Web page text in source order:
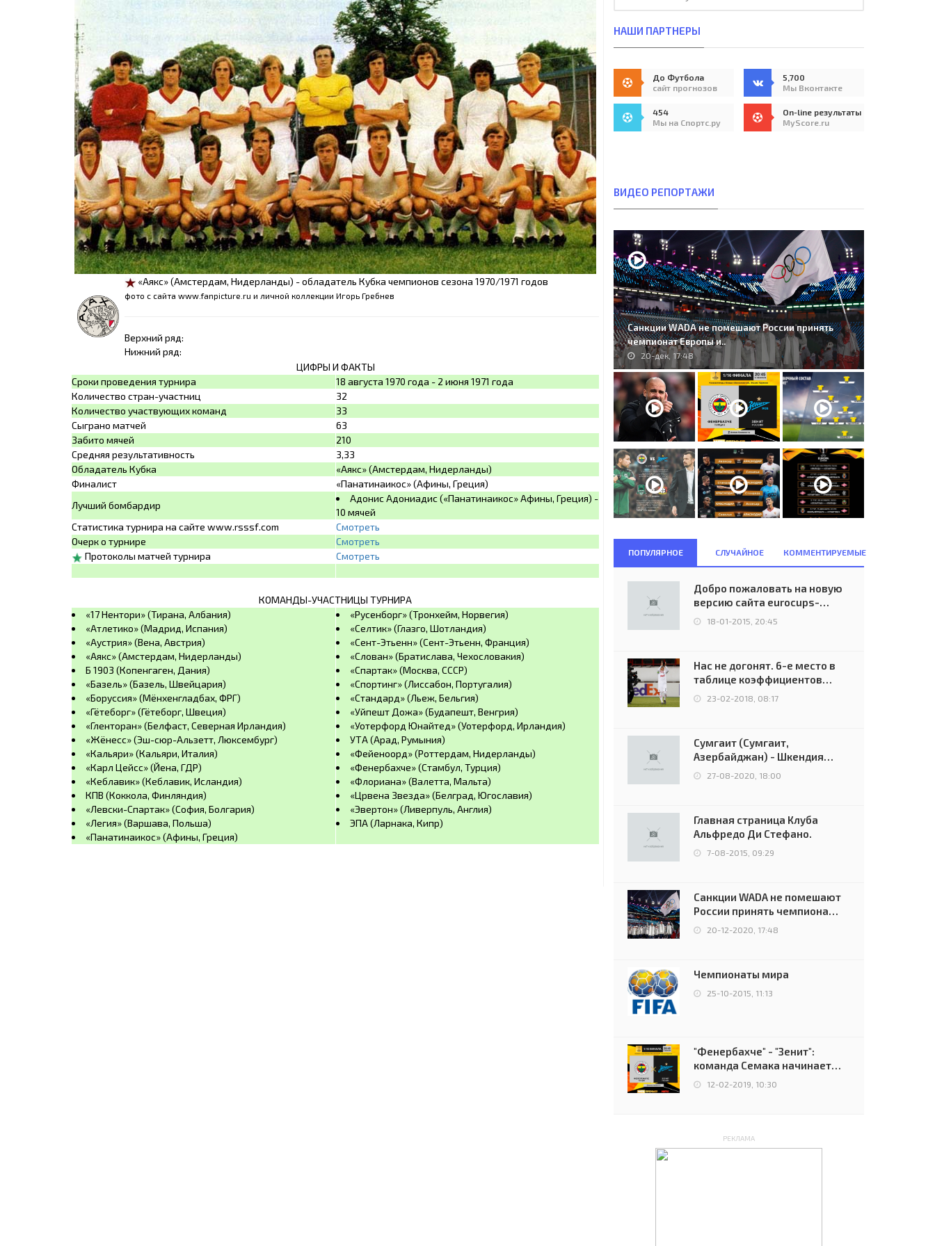
«Аякс» (Амстердам, Нидерланды) - обладатель Кубка чемпионов сезона 1970/1971 годов
фото с сайта www.fanpicture.ru и личной коллекции Игорь Гребнев
Верхний ряд:
Нижний ряд:
ЦИФРЫ И ФАКТЫ
Сроки проведения турнира
18 августа 1970 года - 2 июня 1971 года
Количество стран-участниц
32
Количество участвующих команд
33
Сыграно матчей
63
Забито мячей
210
Средняя результативность
3,33
Обладатель Кубка
«Аякс» (Амстердам, Нидерланды)
Финалист
«Панатинаикос» (Афины, Греция)
Лучший бомбардир
Адонис Адониадис («Панатинаикос» Афины, Греция) -
10 мячей
Статистика турнира на сайте www.rsssf.com
Смотреть
Очерк о турнире
Смотреть
Протоколы матчей турнира
Смотреть
КОМАНДЫ-УЧАСТНИЦЫ ТУРНИРА
«17 Нентори» (Тирана, Албания)
«Атлетико» (Мадрид, Испания)
«Аустрия» (Вена, Австрия)
«Аякс» (Амстердам, Нидерланды)
Б 1903 (Копенгаген, Дания)
«Базель» (Базель, Швейцария)
«Боруссия» (Мёнхенгладбах, ФРГ)
«Гётеборг» (Гётеборг, Швеция)
«Гленторан» (Белфаст, Северная Ирландия)
«Жёнесс» (Эш-сюр-Альзетт, Люксембург)
«Кальяри» (Кальяри, Италия)
«Карл Цейсс» (Йена, ГДР)
«Кеблавик» (Кеблавик, Исландия)
КПВ (Коккола, Финляндия)
«Левски-Спартак» (София, Болгария)
«Легия» (Варшава, Польша)
«Панатинаикос» (Афины, Греция)
«Русенборг» (Тронхейм, Норвегия)
«Селтик» (Глазго, Шотландия)
«Сент-Этьенн» (Сент-Этьенн, Франция)
«Слован» (Братислава, Чехословакия)
«Спартак» (Москва, СССР)
«Спортинг» (Лиссабон, Португалия)
«Стандард» (Льеж, Бельгия)
«Уйпешт Дожа» (Будапешт, Венгрия)
«Уотерфорд Юнайтед» (Уотерфорд, Ирландия)
УТА (Арад, Румыния)
«Фейеноорд» (Роттердам, Нидерланды)
«Фенербахче» (Стамбул, Турция)
«Флориана» (Валетта, Мальта)
«Црвена Звезда» (Белград, Югославия)
«Эвертон» (Ливерпуль, Англия)
ЭПА (Ларнака, Кипр)
НАШИ ПАРТНЕРЫ
До Футбола
сайт прогнозов
5,700
Мы Вконтакте
454
Мы на Спортс.ру
On-line результаты
MyScore.ru
ВИДЕО РЕПОРТАЖИ
Санкции WADA не помешают России принять
чемпионат Европы и..
20-дек, 17:48
ПОПУЛЯРНОЕ СЛУЧАЙНОЕ КОММЕНТИРУЕМЫЕ
Добро пожаловать на новую
версию сайта eurocups-
uefa.ru
18-01-2015, 20:45
Нас не догонят. 6-е место в
таблице коэффициентов
УЕФА остаётся за Россией
23-02-2018, 08:17
Сумгаит (Сумгаит,
Азербайджан) - Шкендия
(Тетово, Северная
Македония) - 0:2 (0:0)
27-08-2020, 18:00
Главная страница Клуба
Альфредо Ди Стефано.
7-08-2015, 09:29
Санкции WADA не помешают
России принять чемпионат
Европы и финал Лиги
чемпионов.
20-12-2020, 17:48
Чемпионаты мира
25-10-2015, 11:13
"Фенербахче" - "Зенит":
команда Семака начинает
путь в плей-офф Лиги
12-02-2019, 10:30
РЕКЛАМА